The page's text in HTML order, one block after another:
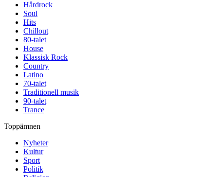
Hårdrock
Soul
Hits
Chillout
80-talet
House
Klassisk Rock
Country
Latino
70-talet
Traditionell musik
90-talet
Trance
Toppämnen
Nyheter
Kultur
Sport
Politik